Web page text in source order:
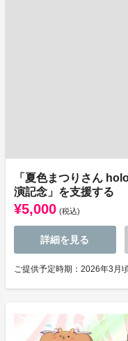
「夏色まつりさん
演記念」を支援する
¥5,000 (税込)
詳細を見る
ご提供予定時期：2026年3月